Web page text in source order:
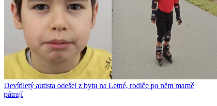
Devítiletý autista odešel z bytu na Letné, rodiče po něm marně
pátrají